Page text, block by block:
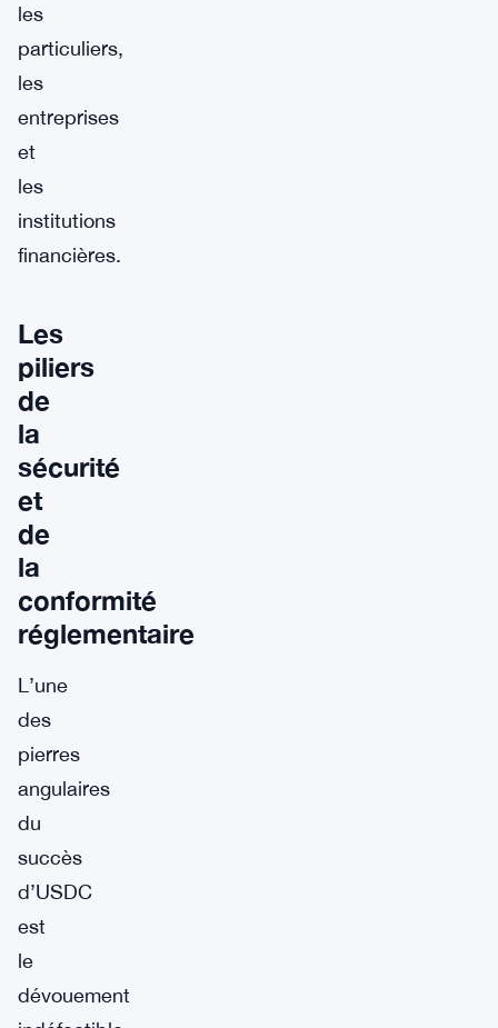
les
particuliers,
les
entreprises
et
les
institutions
financières.
Les
piliers
de
la
sécurité
et
de
la
conformité
réglementaire
L’une
des
pierres
angulaires
du
succès
d’USDC
est
le
dévouement